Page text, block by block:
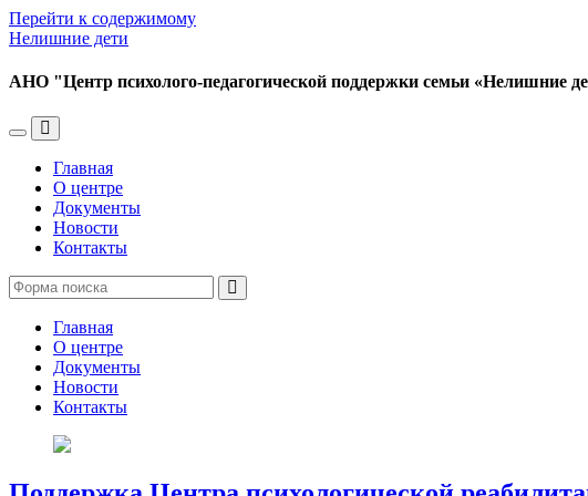
Перейти к содержимому
Нелишние дети
АНО "Центр психолого-педагогической поддержки семьи «Нелишние
Переключить
меню
Переключить
поле
поиска
Главная
О центре
Документы
Новости
Контакты
Главная
О центре
Документы
Новости
Контакты